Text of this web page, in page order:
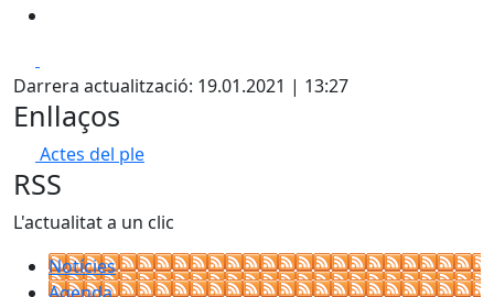
Darrera actualització: 19.01.2021 | 13:27
Enllaços
Actes del ple
RSS
L'actualitat a un clic
Notícies